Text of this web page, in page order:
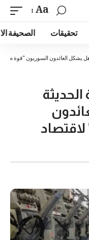
Aa
تحقيقات الصحيفة
هل يشكل العائدون السوريون “قوة
الحديثة